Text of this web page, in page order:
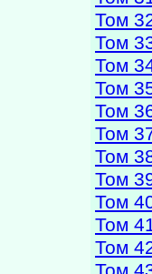
Том
Том
Том
Том
Том
Том
Том
Том
Том
Том
Том